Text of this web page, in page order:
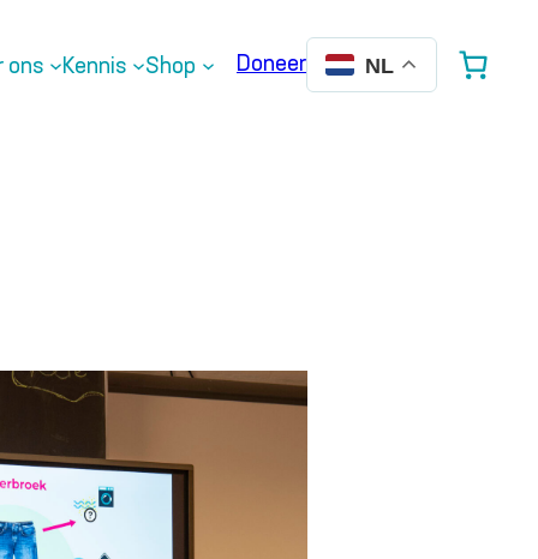
ons Kennis Shop Doneer NL